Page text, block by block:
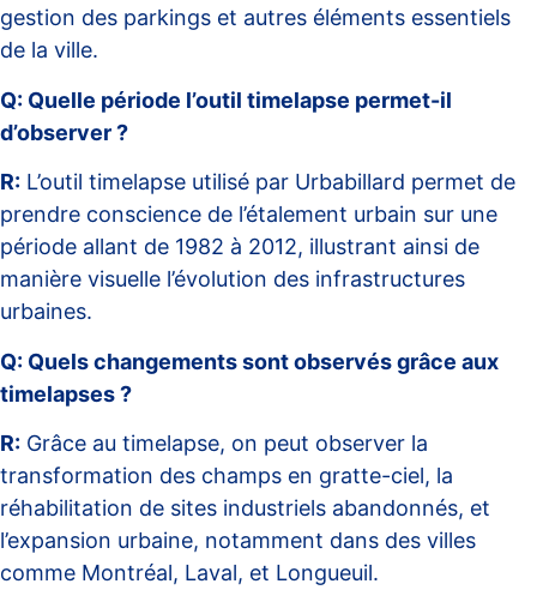
gestion des parkings et autres éléments essentiels
de la ville.
Q: Quelle période l’outil timelapse permet-il
d’observer ?
R: L’outil timelapse utilisé par Urbabillard permet de
prendre conscience de l’étalement urbain sur une
période allant de 1982 à 2012, illustrant ainsi de
manière visuelle l’évolution des infrastructures
urbaines.
Q: Quels changements sont observés grâce aux
timelapses ?
R: Grâce au timelapse, on peut observer la
transformation des champs en gratte-ciel, la
réhabilitation de sites industriels abandonnés, et
l’expansion urbaine, notamment dans des villes
comme Montréal, Laval, et Longueuil.